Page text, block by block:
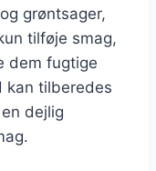
grøntsager,
tilføje smag,
dem fugtige
kan tilberedes
dejlig